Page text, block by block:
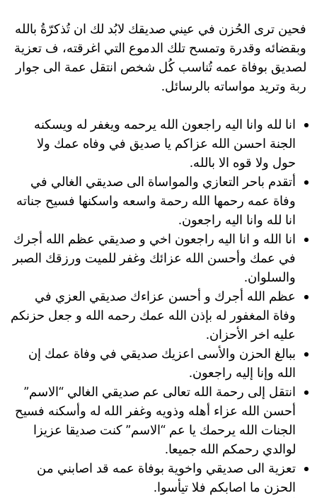
فحين ترى الحُزن في عيني صديقك لابُد لك ان تُذكرّةُ بالله
وبقضائه وقدرة وتمسح تلك الدموع التي اغرقته، ف تعزية
لصديق بوفاة عمه تُناسب كُل شخص انتقل عمة الى جوار
ربة وتريد مواساته بالرسائل.
انا لله وانا اليه راجعون الله يرحمه ويغفر له ويسكنه
الجنة احسن الله عزاكم يا صديق في وفاه عمك ولا
حول ولا قوه الا بالله.
أتقدم باحر التعازي والمواساة الى صديقي الغالي في
وفاة عمه رحمها الله رحمة واسعه واسكنها فسيح جناته
انا لله وانا اليه راجعون.
انا الله و انا اليه راجعون اخي و صديقي عظم الله أجرك
في عمك وأحسن الله عزائك وغفر للميت ورزقك الصبر
والسلوان.
عظم الله أجرك و أحسن عزاءك صديقي العزي في
وفاة المغفور له بإذن الله عمك رحمه الله و جعل حزنكم
عليه اخر الأحزان.
ببالغ الحزن والأسى اعزيك صديقي في وفاة عمك إن
الله وإنا إليه راجعون.
انتقل إلى رحمة الله تعالى عم صديقي الغالي “الاسم”
أحسن الله عزاء أهله وذويه وغفر الله له وأسكنه فسيح
الجنات الله يرحمك يا عم “الاسم” كنت صديقا عزيزا
لوالدي رحمكم الله جميعا.
تعزية الى صديقي واخوية بوفاة عمه قد اصابني من
الحزن ما اصابكم فلا تيأسوا.